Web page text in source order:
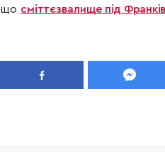
що сміттєзвалище під